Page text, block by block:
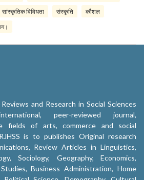
सांस्कृतिक विविधता संस्कृति कौशल
and Research in Social Sciences
peer-reviewed journal,
fields of arts, commerce and social
is to publishes Original research
Review Articles in Linguistics,
Sociology, Geography, Economics,
Business Administration, Home